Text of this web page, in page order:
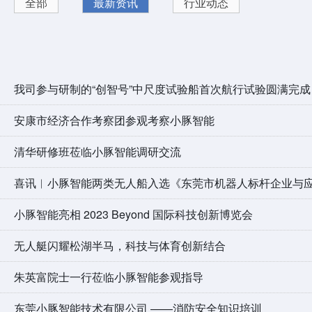
全部 最新资讯 行业动态
我司参与研制的“创智号”中尺度试验船首次航行试验圆满完成
安康市经济合作考察团参观考察小豚智能
清华研修班莅临小豚智能调研交流
喜讯︱小豚智能两类无人船入选《东莞市机器人标杆企业与
小豚智能亮相 2023 Beyond 国际科技创新博览会
无人艇闪耀松湖半马，科技与体育创新结合
朱英富院士一行莅临小豚智能参观指导
东莞小豚智能技术有限公司 ——消防安全知识培训